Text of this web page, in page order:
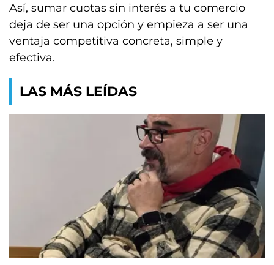
Así, sumar cuotas sin interés a tu comercio
deja de ser una opción y empieza a ser una
ventaja competitiva concreta, simple y
efectiva.
LAS MÁS LEÍDAS